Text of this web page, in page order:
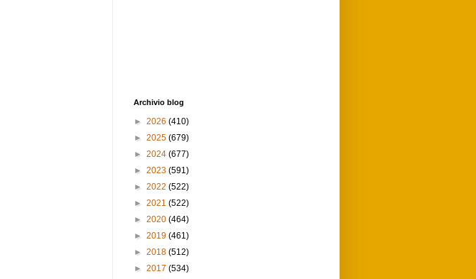
Archivio blog
► 2026 (410)
► 2025 (679)
► 2024 (677)
► 2023 (591)
► 2022 (522)
► 2021 (522)
► 2020 (464)
► 2019 (461)
► 2018 (512)
► 2017 (534)